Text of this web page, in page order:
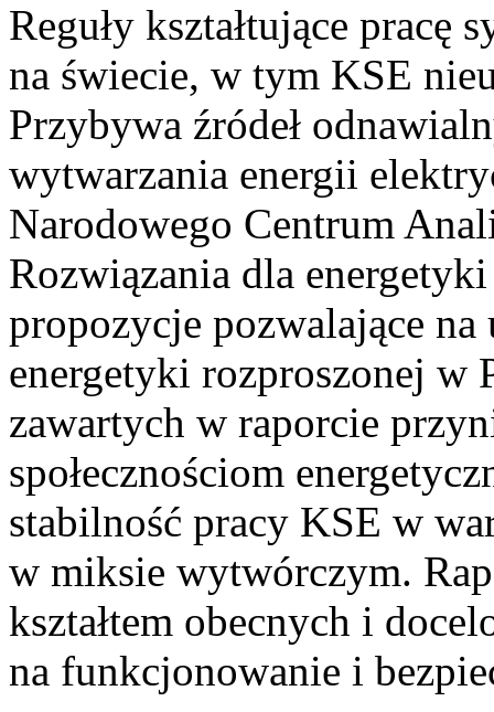
Reguły kształtujące pracę
na świecie, w tym KSE
Przybywa źródeł
wytwarzania energii
Narodowego Centrum
Rozwiązania dla
propozycje pozwalające
energetyki rozproszonej w
zawartych w raporcie
społecznościom
stabilność pracy KSE w
w miksie wytwórczym.
kształtem obecnych i
na funkcjonowanie i